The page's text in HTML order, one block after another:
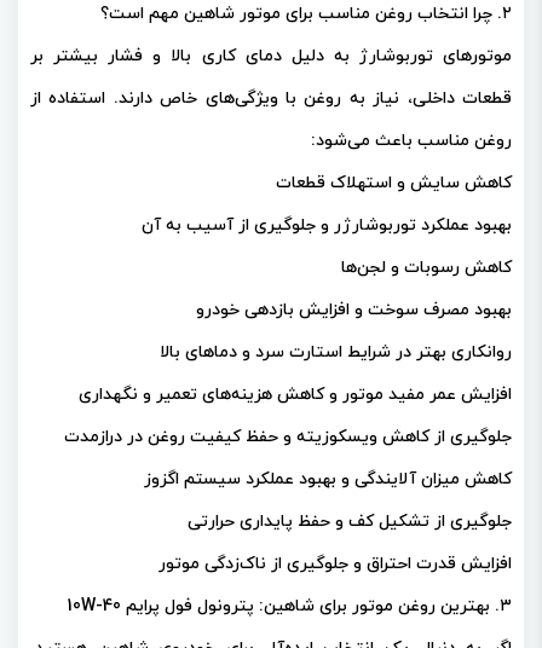
۲. چرا انتخاب روغن مناسب برای موتور شاهین مهم است؟
موتورهای توربوشارژ به دلیل دمای کاری بالا و فشار بیشتر بر
قطعات داخلی، نیاز به روغن با ویژگی‌های خاص دارند. استفاده از
روغن مناسب باعث می‌شود:
کاهش سایش و استهلاک قطعات
بهبود عملکرد توربوشارژر و جلوگیری از آسیب به آن
کاهش رسوبات و لجن‌ها
بهبود مصرف سوخت و افزایش بازدهی خودرو
روانکاری بهتر در شرایط استارت سرد و دماهای بالا
افزایش عمر مفید موتور و کاهش هزینه‌های تعمیر و نگهداری
جلوگیری از کاهش ویسکوزیته و حفظ کیفیت روغن در درازمدت
کاهش میزان آلایندگی و بهبود عملکرد سیستم اگزوز
جلوگیری از تشکیل کف و حفظ پایداری حرارتی
افزایش قدرت احتراق و جلوگیری از ناک‌زدگی موتور
۳. بهترین روغن موتور برای شاهین: پترونول فول پرایم 10W-40